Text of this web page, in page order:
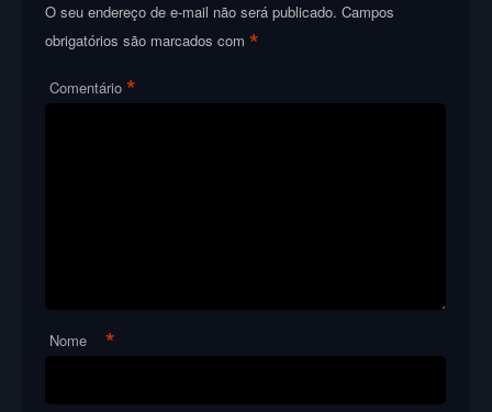
O seu endereço de e-mail não será publicado. Campos
obrigatórios são marcados com*
Comentário *
Nome *